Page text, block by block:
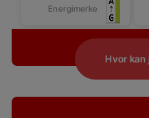
Energimerke
Hvor kan